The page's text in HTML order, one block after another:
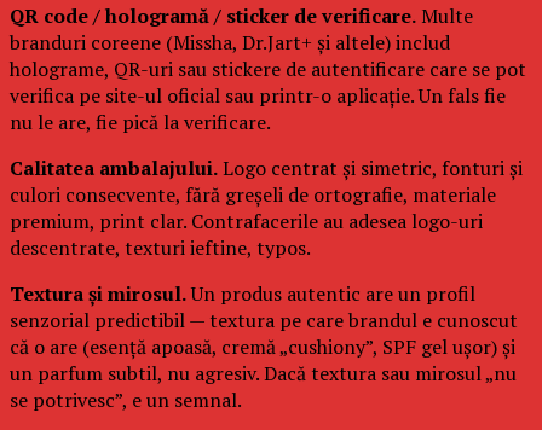
QR code / hologramă / sticker de verificare.Multe
branduri coreene (Missha, Dr.Jart+ și altele) includ
holograme, QR-uri sau stickere de autentificare care se pot
verifica pe site-ul oficial sau printr-o aplicație. Un fals fie
nu le are, fie pică la verificare.
Calitatea ambalajului.Logo centrat și simetric, fonturi și
culori consecvente, fără greșeli de ortografie, materiale
premium, print clar. Contrafacerile au adesea logo-uri
descentrate, texturi ieftine, typos.
Textura și mirosul.Un produs autentic are un profil
senzorial predictibil — textura pe care brandul e cunoscut
că o are (esență apoasă, cremă „cushiony”, SPF gel ușor) și
un parfum subtil, nu agresiv. Dacă textura sau mirosul „nu
se potrivesc”, e un semnal.